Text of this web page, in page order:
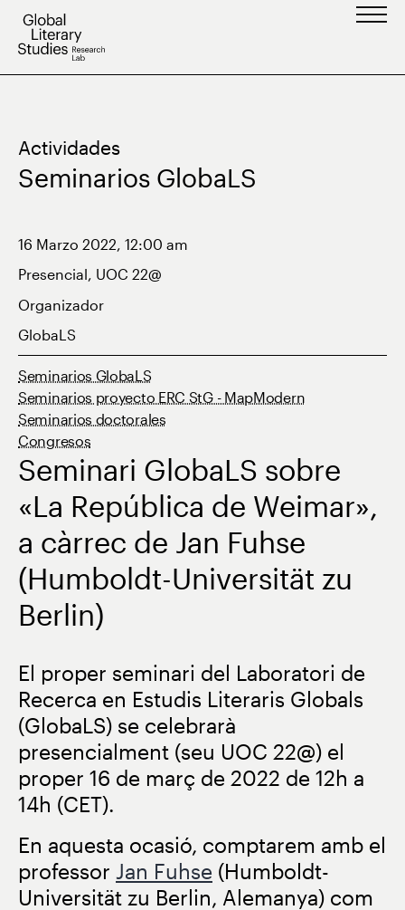
Saltar
contenido
Actividades
Seminarios GlobaLS
16 Marzo 2022, 12:00 am
Presencial, UOC 22@
Organizador
GlobaLS
Seminarios GlobaLS
Seminarios proyecto ERC StG - MapModern
Seminarios doctorales
Congresos
Seminari GlobaLS sobre
«La República de Weimar»,
a càrrec de Jan Fuhse
(Humboldt-Universität zu
Berlin)
El proper seminari del Laboratori de
Recerca en Estudis Literaris Globals
(GlobaLS) se celebrarà
presencialment (seu UOC 22@) el
proper 16 de març de 2022 de 12h a
14h (CET).
En aquesta ocasió, comptarem amb el
professor Jan Fuhse (Humboldt-
Universität zu Berlin, Alemanya) com